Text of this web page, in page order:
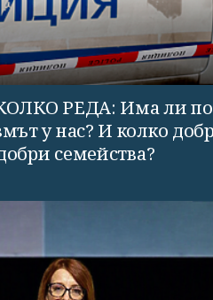
РЕДА: Има ли
у нас? И колко
семейства?